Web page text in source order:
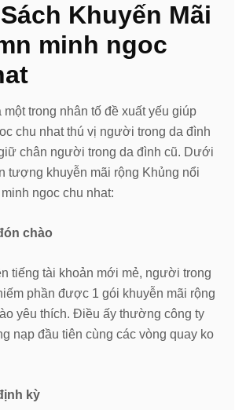
Khuyến Mãi
minh ngoc
một trong nhân tố đề xuất yếu giúp
chu nhat thú vị người trong da đình
chân người trong da đình cũ. Dưới
tượng khuyễn mãi rộng Khủng nổi
ngoc chu nhat:
chào
tiếng tài khoản mới mẻ, người trong
phần được 1 gói khuyễn mãi rộng
yêu thích. Điều ấy thường công ty
nạp đầu tiên cùng các vòng quay ko
kỳ